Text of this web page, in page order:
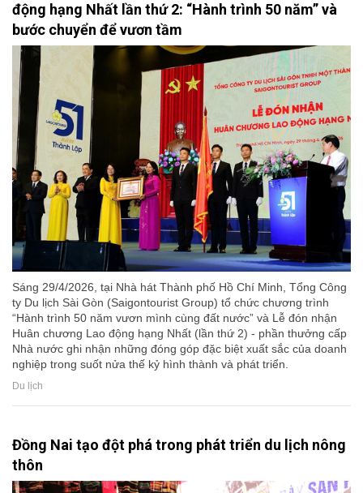
động hạng Nhất lần thứ 2: “Hành trình 50 năm” và
bước chuyển để vươn tầm
Sáng 29/4/2026, tại Nhà hát Thành phố Hồ Chí Minh, Tổng Công
ty Du lịch Sài Gòn (Saigontourist Group) tổ chức chương trình
“Hành trình 50 năm vươn mình cùng đất nước” và Lễ đón nhận
Huân chương Lao động hạng Nhất (lần thứ 2) - phần thưởng cấp
Nhà nước ghi nhận những đóng góp đặc biệt xuất sắc của doanh
nghiệp trong suốt nửa thế kỷ hình thành và phát triển.
Du lịch
Đồng Nai tạo đột phá trong phát triển du lịch nông
thôn